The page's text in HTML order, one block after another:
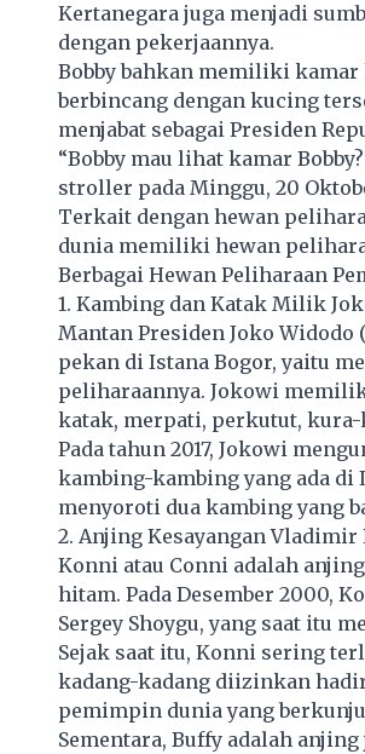
Kertanegara juga menjadi
dengan pekerjaannya.
Bobby bahkan memiliki
berbincang dengan kucing
menjabat sebagai Presiden
“Bobby mau lihat kamar
stroller pada Minggu, 20
Terkait dengan hewan
dunia memiliki hewan
Berbagai Hewan Peliharaan
1. Kambing dan Katak Milik
Mantan Presiden Joko
pekan di Istana Bogor, yaitu
peliharaannya. Jokowi
katak, merpati, perkutut,
Pada tahun 2017, Jokowi
kambing-kambing yang ada di
menyoroti dua kambing yang
2. Anjing Kesayangan Vladimir
Konni atau Conni adalah
hitam. Pada Desember 2000,
Sergey Shoygu, yang saat itu
Sejak saat itu, Konni sering
kadang-kadang diizinkan
pemimpin dunia yang
Sementara, Buffy adalah